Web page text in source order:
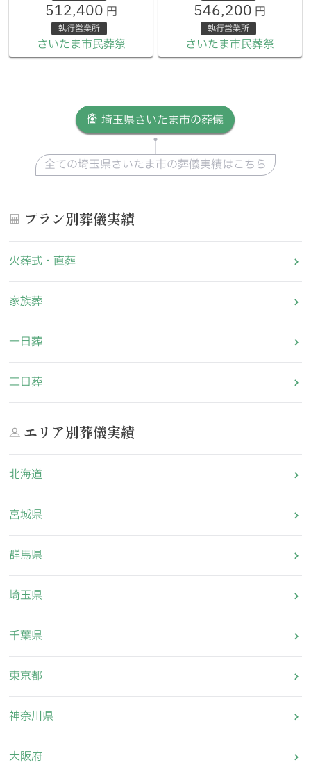
512,400 円
執行営業所
さいたま市民葬祭
546,200 円
執行営業所
さいたま市民葬祭
埼玉県さいたま市の葬儀
全ての埼玉県さいたま市の葬儀実績はこちら
プラン別葬儀実績
火葬式・直葬
家族葬
一日葬
二日葬
エリア別葬儀実績
北海道
宮城県
群馬県
埼玉県
千葉県
東京都
神奈川県
大阪府